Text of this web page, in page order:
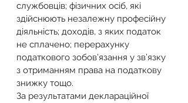
службовців; фізичних осіб, які
здійснюють незалежну професійну
діяльність; доходів, з яких податок
не сплачено; перерахунку
податкового зобов’язання у зв’язку
з отриманням права на податкову
знижку тощо.
За результатами деклараційної